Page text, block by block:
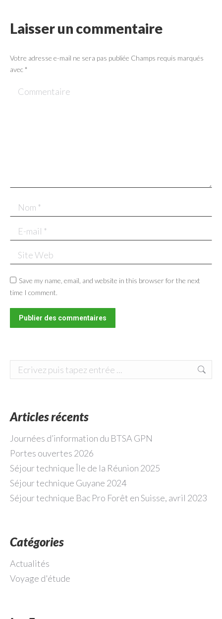
Laisser un commentaire
Votre adresse e-mail ne sera pas publiée Champs requis marqués
avec*
Commentaire
Nom *
E-mail *
Site Web
Save my name, email, and website in this browser for the next
time I comment.
Publier des commentaires
Search:
Articles récents
Journées d’information du BTSA GPN
Portes ouvertes 2026
Séjour technique Île de la Réunion 2025
Séjour technique Guyane 2024
Séjour technique Bac Pro Forêt en Suisse, avril 2023
Catégories
Actualités
Voyage d'étude